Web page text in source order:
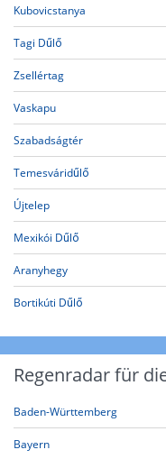
Kubovicstanya
Tagi Dűlő
Zsellértag
Vaskapu
Szabadságtér
Temesváridűlő
Újtelep
Mexikói Dűlő
Aranyhegy
Bortikúti Dűlő
Regenradar für
Baden-Württemberg
Bayern